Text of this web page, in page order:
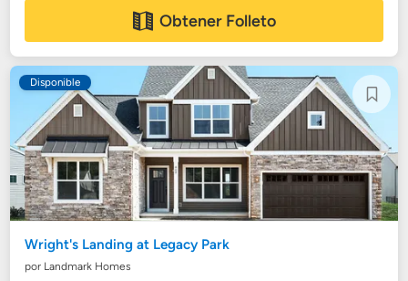
Obtener Folleto
Disponible
Wright's Landing at Legacy Park
por Landmark Homes